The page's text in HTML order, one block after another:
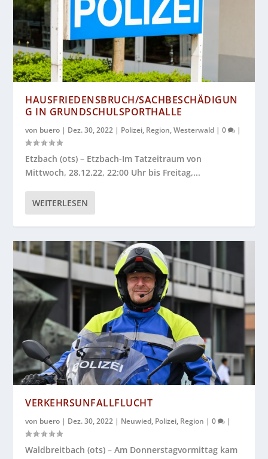
HAUSFRIEDENSBRUCH/SACHBESCHÄDIGUN
G IN GRUNDSCHULSPORTHALLE
von buero | Dez. 30, 2022 | Polizei, Region,Westerwald |0 |
Etzbach (ots) – Etzbach-Im Tatzeitraum von
Mittwoch, 28.12.22, 22:00 Uhr bis Freitag,...
WEITERLESEN
VERKEHRSUNFALLFLUCHT
von buero | Dez. 30, 2022 | Neuwied, Polizei, Region |0 |
Waldbreitbach (ots) – Am Donnerstagvormittag kam